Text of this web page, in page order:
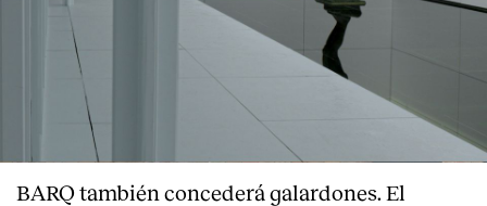
BARQ también concederá galardones. El